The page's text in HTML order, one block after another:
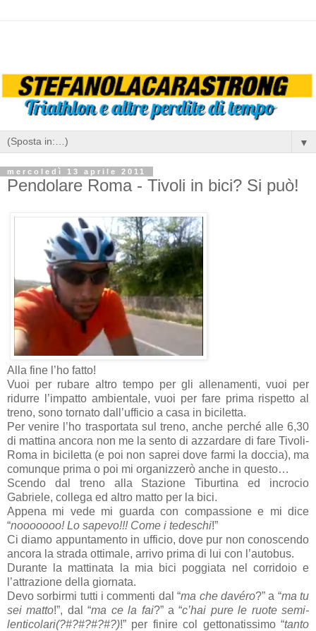
▼
mercoledì 13 aprile 2011
Pendolare Roma - Tivoli in bici? Si può!
Alla fine l’ho fatto!
Vuoi per rubare altro tempo per gli allenamenti, vuoi per
ridurre l’impatto ambientale, vuoi per fare prima rispetto al
treno, sono tornato dall’ufficio a casa in biciletta.
Per venire l’ho trasportata sul treno, anche perché alle 6,30
di mattina ancora non me la sento di azzardare di fare Tivoli-
Roma in biciletta (e poi non saprei dove farmi la doccia), ma
comunque prima o poi mi organizzerò anche in questo…
Scendo dal treno alla Stazione Tiburtina ed incrocio
Gabriele, collega ed altro matto per la bici.
Appena mi vede mi guarda con compassione e mi dice
“nooooooo! Lo sapevo!!! Come i tedeschi!”
Ci diamo appuntamento in ufficio, dove pur non conoscendo
ancora la strada ottimale, arrivo prima di lui con l’autobus.
Durante la mattinata la mia bici poggiata nel corridoio e
l’attrazione della giornata.
Devo sorbirmi tutti i commenti dal “ma che davéro?” a “ma tu
sei matto!”, dal “ma ce la fai?” a “c’hai pure le ruote semi-
lenticolari(?#?#?#?#?)!” per finire col gettonatissimo “tanto